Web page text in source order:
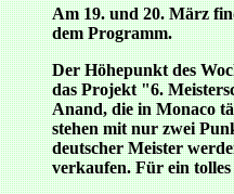
Am 19. und 20. März
dem Programm.
Der Höhepunkt des
das Projekt "6.
Anand, die in Monaco
stehen mit nur zwei
deutscher Meister
verkaufen. Für ein